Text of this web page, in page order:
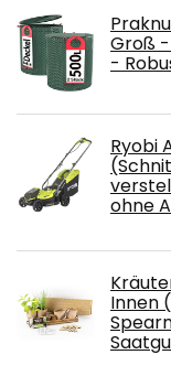
Groß
-
Ryobi
ohne
Innen